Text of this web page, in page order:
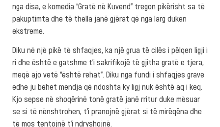
nga disa, e komedia “Gratë në Kuvend” tregon pikërisht sa të
pakuptimta dhe të thella janë gjërat që nga larg duken
ekstreme.
Diku në një pikë të shfaqjes, ka një grua të cilës i pëlqen ligji i
ri dhe është e gatshme t’i sakrifikojë të gjitha gratë e tjera,
meqë ajo vetë “është rehat”. Diku nga fundi i shfaqjes grave
edhe ju bëhet mendja që ndoshta ky ligj nuk është aq i keq.
Kjo sepse në shoqërinë tonë gratë janë rritur duke mësuar
se si të nënshtrohen, t’i pranojnë gjërat si të mirëqëna dhe
të mos tentojnë t’i ndryshojnë.